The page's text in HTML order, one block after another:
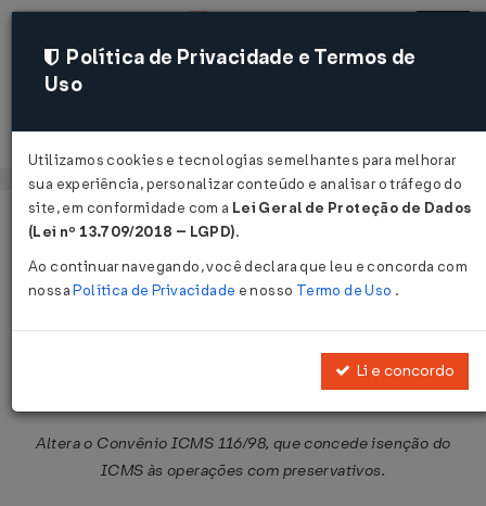
Acessar
Página Inicial Legislações
Convênio ICMS nº 119 de
Altera o Convênio ICMS 116/98, que concede isenção do
ICMS às operações com preservativos.
Política de Privacidade e Termos de
Uso
Utilizamos cookies e tecnologias semelhantes para melhorar
sua experiência, personalizar conteúdo e analisar o tráfego do
site, em conformidade com a Lei Geral de Proteção de Dados
(Lei nº 13.709/2018 – LGPD).
Ao continuar navegando, você declara que leu e concorda com
nossaPolítica de Privacidade e nosso Termo de Uso .
Li e concordo